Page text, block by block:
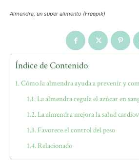
Almendra, un super alimento (Freepik)
Índice de Contenido
Cómo la almendra ayuda a prevenir y
La almendra regula el azúcar en
La almendra mejora la salud
Favorece el control del peso
Relacionado